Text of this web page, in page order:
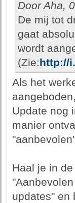
Door Aha,
De mij tot
gaat
wordt
(Zie:http://
Als het
Update nog
manier
Haal je in
updates" en